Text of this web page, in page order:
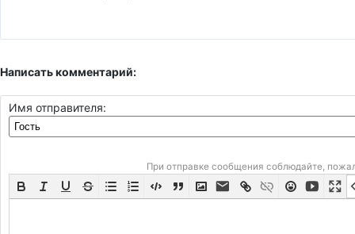
Написать комментарий:
Имя отправителя:
При отправке сообщения соблюдайте,